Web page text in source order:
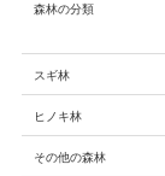
森林の分類
スギ林
ヒノキ林
その他の森林